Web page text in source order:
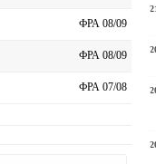
ФРА 08/09
ФРА 08/09
ФРА 07/08